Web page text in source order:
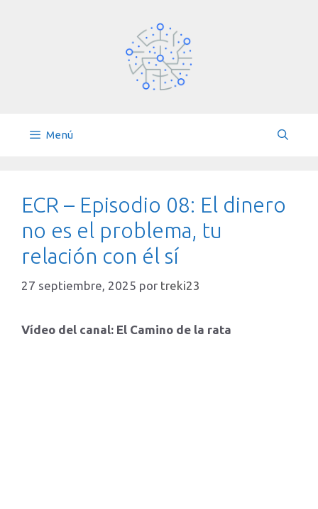
Menú
ECR – Episodio 08: El dinero
no es el problema, tu
relación con él sí
27 septiembre, 2025 por treki23
Vídeo del canal: El Camino de la rata